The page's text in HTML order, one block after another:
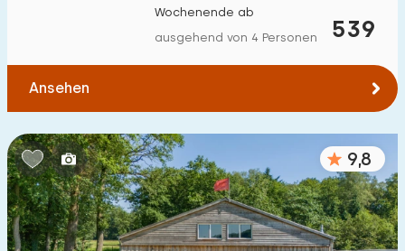
Zu öffentlichen Verkehrsmitteln(max. km):
0,2 0,5 1
Unterkunft
539
Wochenende ab
ausgehend von 4 Personen
Ansehen
9,8